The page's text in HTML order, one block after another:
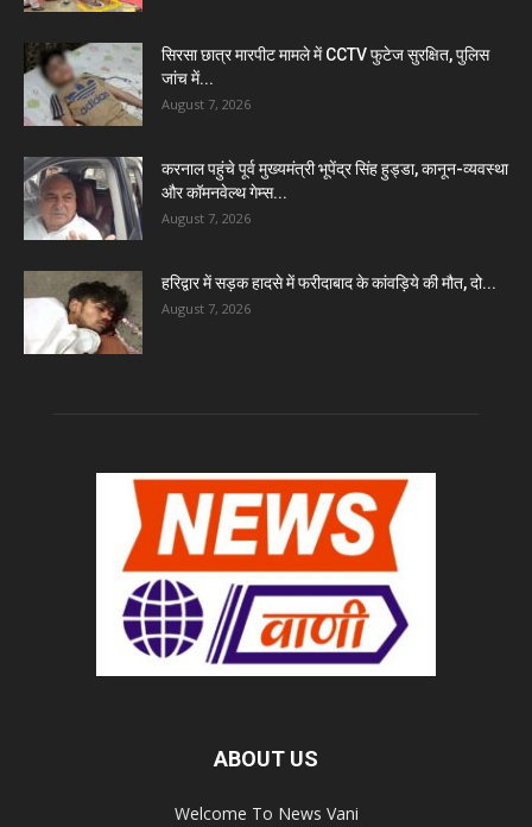
सिरसा छात्र मारपीट मामले में CCTV फुटेज सुरक्षित, पुलिस
जांच में...
August 7, 2026
करनाल पहुंचे पूर्व मुख्यमंत्री भूपेंद्र सिंह हुड्डा, कानून-व्यवस्था
और कॉमनवेल्थ गेम्स...
August 7, 2026
हरिद्वार में सड़क हादसे में फरीदाबाद के कांवड़िये की मौत, दो...
August 7, 2026
ABOUT US
Welcome To News Vani